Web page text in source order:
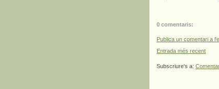
0 comentaris:
Publica un comentari a
Entrada més recent
Subscriure's a: